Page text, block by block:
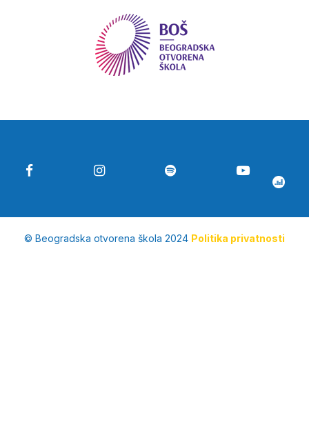
© Beogradska otvorena škola 2024 Politika privatnosti